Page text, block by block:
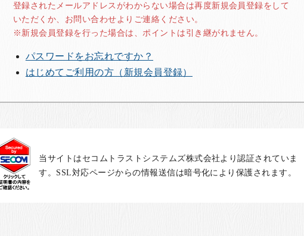
登録されたメールアドレスがわからない場合は再度新規会員登録をして
いただくか、お問い合わせよりご連絡ください。
※新規会員登録を行った場合は、ポイントは引き継がれません。
パスワードをお忘れですか？
はじめてご利用の方（新規会員登録）
当サイトはセコムトラストシステムズ株式会社より認証されていま
す。SSL対応ページからの情報送信は暗号化により保護されます。